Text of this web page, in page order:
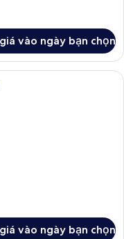
vào ngày bạn chọn
Deluxe, 1 giường cỡ king
vào ngày bạn chọn